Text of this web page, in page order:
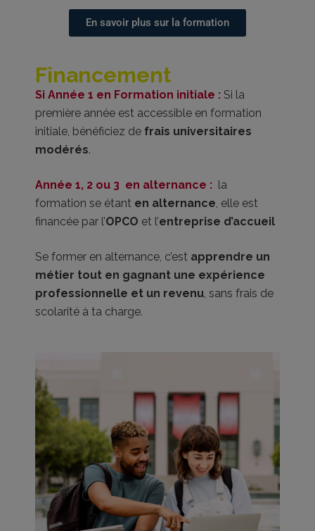
En savoir plus sur la formation
Financement
Si Année 1 en Formation initiale : Si la
première année est accessible en formation
initiale, bénéficiez de frais universitaires
modérés.
Année 1, 2 ou 3 en alternance : la
formation se étant en alternance , elle est
financée par l’OPCO et l’entreprise d’accueil
Se former en alternance, c’est apprendre un
métier tout en gagnant une expérience
professionnelle et un revenu , sans frais de
scolarité à ta charge.